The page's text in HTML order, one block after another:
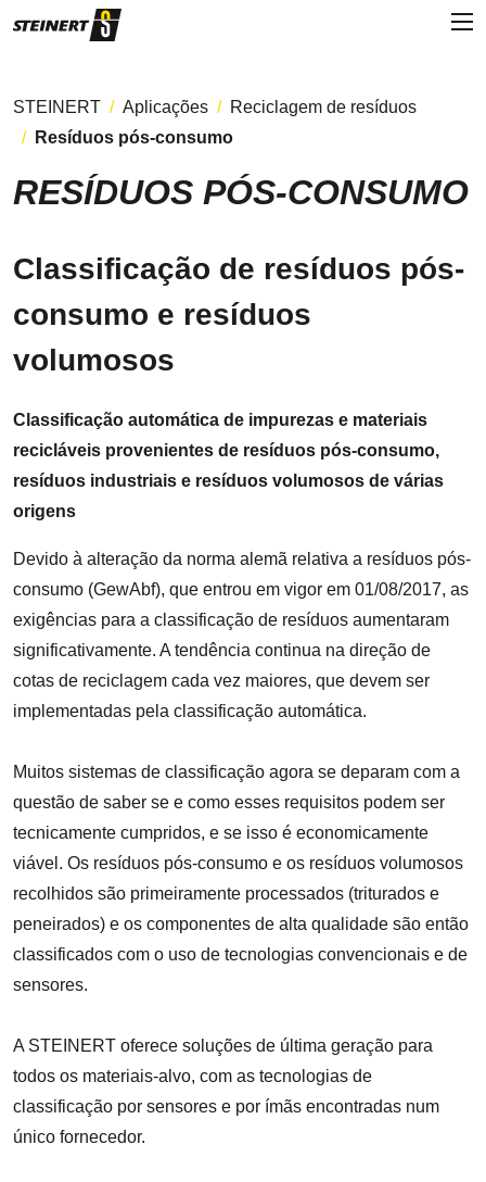
STEINERT Aplicações
Reciclagem de resíduos
Resíduos pós-consumo
RESÍDUOS PÓS-CONSUMO
Classificação de resíduos pós-
consumo e resíduos
volumosos
Classificação automática de impurezas e materiais
recicláveis provenientes de resíduos pós-consumo,
resíduos industriais e resíduos volumosos de várias
origens
Devido à alteração da norma alemã relativa a resíduos pós-
consumo (GewAbf), que entrou em vigor em 01/08/2017, as
exigências para a classificação de resíduos aumentaram
significativamente. A tendência continua na direção de
cotas de reciclagem cada vez maiores, que devem ser
implementadas pela classificação automática.
Muitos sistemas de classificação agora se deparam com a
questão de saber se e como esses requisitos podem ser
tecnicamente cumpridos, e se isso é economicamente
viável. Os resíduos pós-consumo e os resíduos volumosos
recolhidos são primeiramente processados (triturados e
peneirados) e os componentes de alta qualidade são então
classificados com o uso de tecnologias convencionais e de
sensores.
A STEINERT oferece soluções de última geração para
todos os materiais-alvo, com as tecnologias de
classificação por sensores e por ímãs encontradas num
único fornecedor.